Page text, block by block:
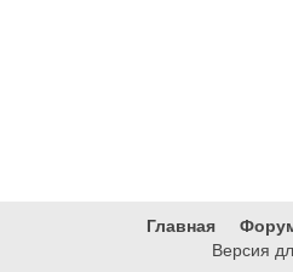
Главная
Версия